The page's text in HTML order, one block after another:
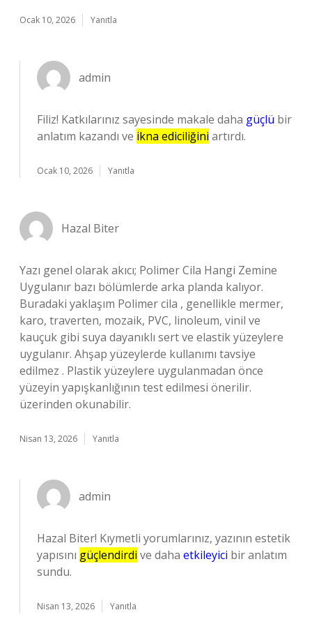
Ocak 10, 2026 Yanıtla
admin
Filiz! Katkılarınız sayesinde makale daha güçlü bir
anlatım kazandı ve ikna ediciliğini artırdı.
Ocak 10, 2026 Yanıtla
Hazal Biter
Yazı genel olarak akıcı; Polimer Cila Hangi Zemine
Uygulanır bazı bölümlerde arka planda kalıyor.
Buradaki yaklaşım Polimer cila , genellikle mermer,
karo, traverten, mozaik, PVC, linoleum, vinil ve
kauçuk gibi suya dayanıklı sert ve elastik yüzeylere
uygulanır. Ahşap yüzeylerde kullanımı tavsiye
edilmez . Plastik yüzeylere uygulanmadan önce
yüzeyin yapışkanlığının test edilmesi önerilir.
üzerinden okunabilir.
Nisan 13, 2026 Yanıtla
admin
Hazal Biter! Kıymetli yorumlarınız, yazının estetik
yapısını güçlendirdi ve daha etkileyici bir anlatım
sundu.
Nisan 13, 2026 Yanıtla